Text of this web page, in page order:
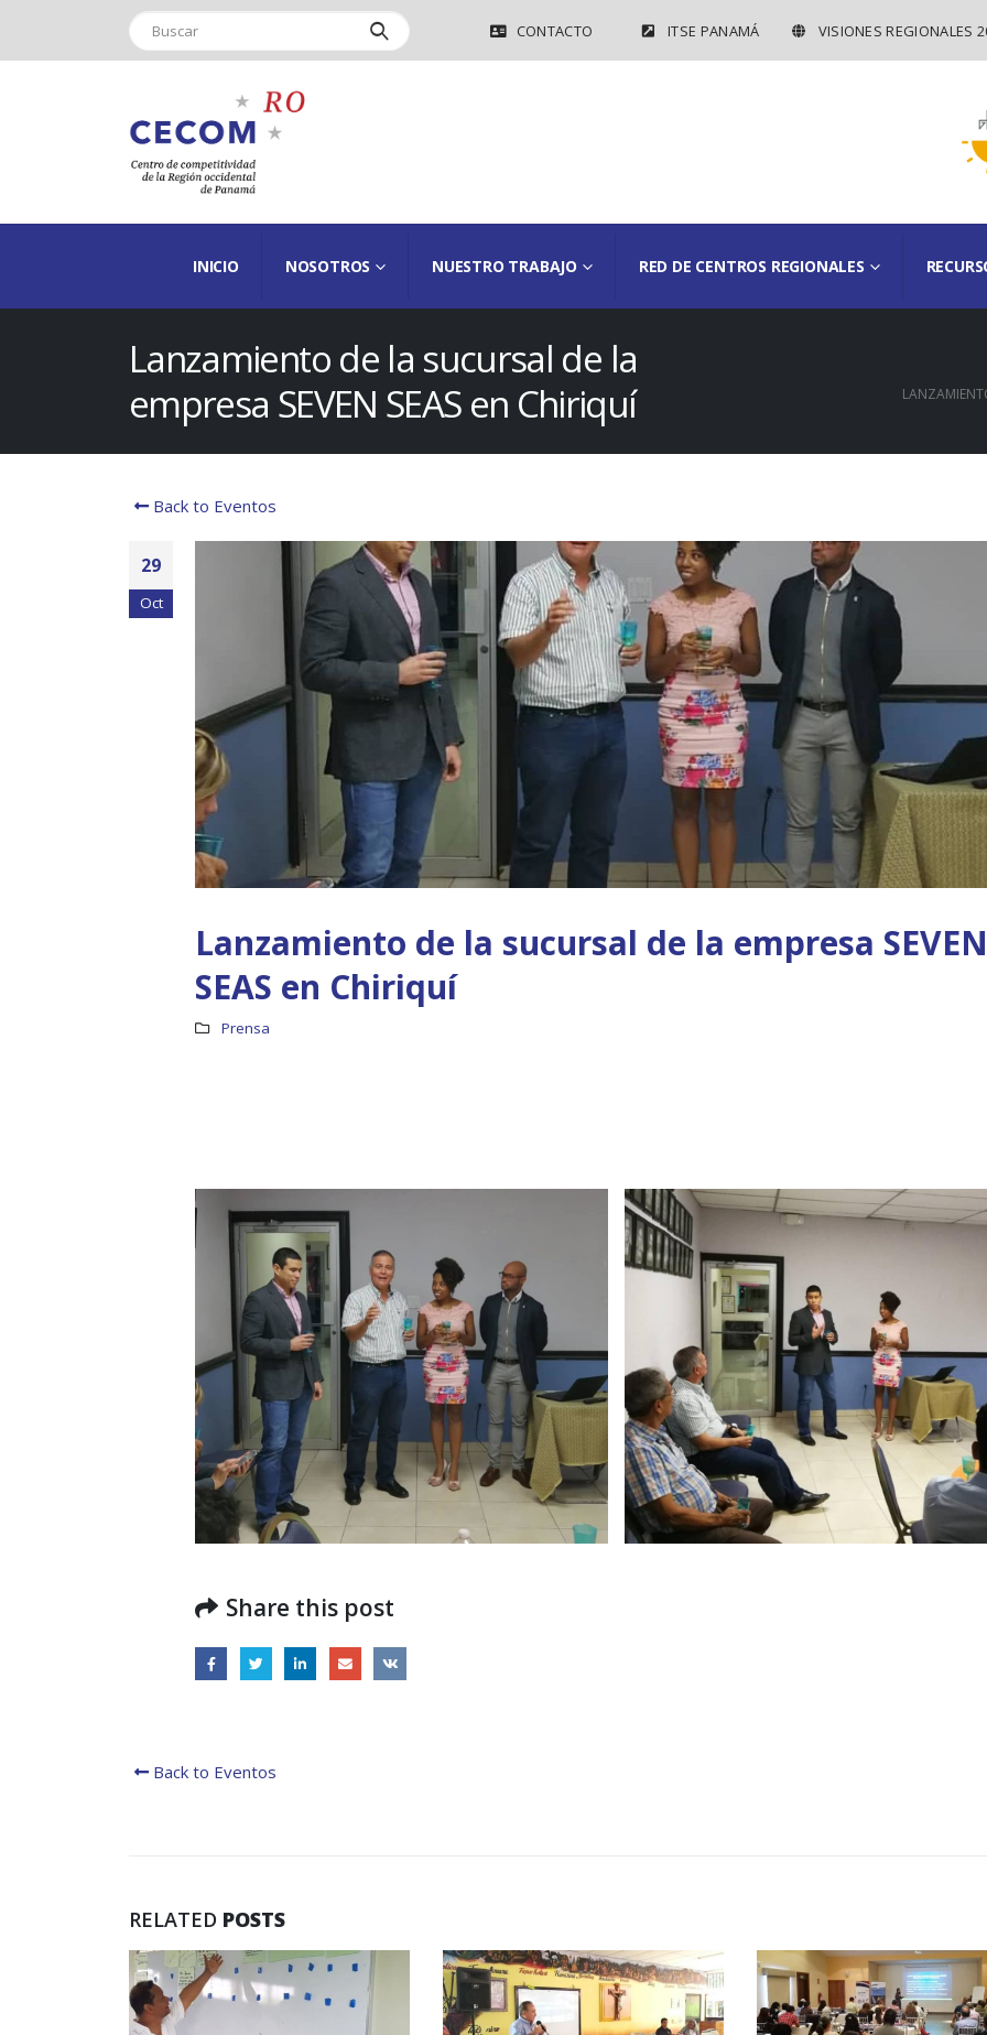
CONTACTO ITSE PANAMÁ VISIONES REGIONALES
INICIO NOSOTROS NUESTRO TRABAJO RED DE CENTROS REGIONALES
Lanzamiento de la sucursal de la
empresa SEVEN SEAS en Chiriquí
Back to Eventos
29
Oct
Lanzamiento de la sucursal de la empresa SEVEN
SEAS en Chiriquí
Prensa
Share this post
Back to Eventos
RELATED POSTS
Boletín Informativo No.1 –
Soluciones Integrales
13 junio, 2025
MEF fortalece la
integración de perspectivas
regionales en el Plan
Estratégico de Gobierno 2025-2029
27 diciembre, 2024
Presentación de Avances
del proyecto Soluciones
Taller: Estudio y Diseño de
la Estrategia para Impulsar
el Tren Panamá – CECOM
RO
19 octubre, 2024
CECOMRO se reúne con el
presidente José Raúl Mulino
6 septiembre, 2024
Encuentro de Líderes y
Lideresas para
Soluciones Integrales
13 junio, 2025
MEF fortalece la
integración de
regionales en el Plan
Estratégico de Gobierno 2025-
27 diciembre, 2024
Presentación de
del proyecto